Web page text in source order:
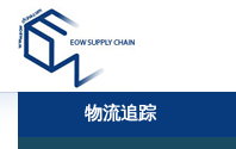
物流追踪